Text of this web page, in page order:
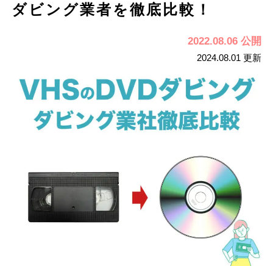
ダビング業者を徹底比較！
2022.08.06 公開
2024.08.01 更新